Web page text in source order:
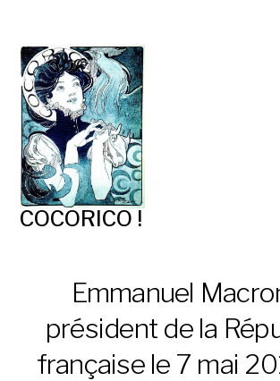
COCORICO !
Emmanuel
président de la
française le 7 mai